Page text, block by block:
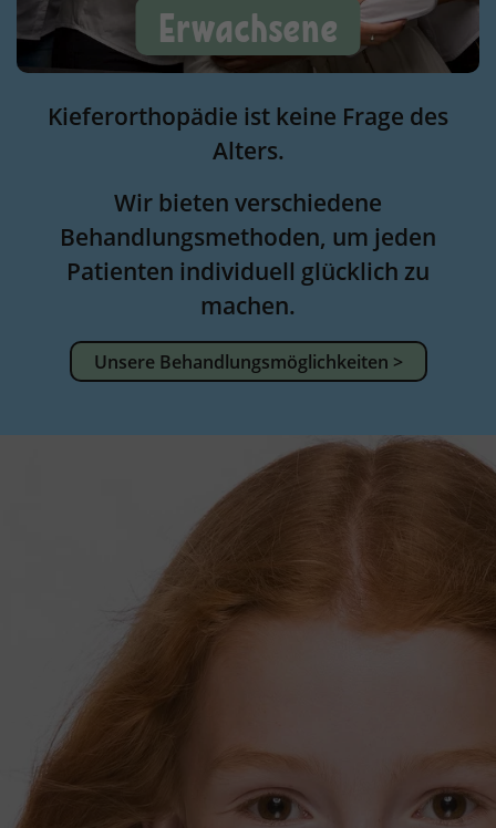
Erwachsene
Kieferorthopädie ist keine Frage des
Alters.
Wir bieten verschiedene
Behandlungsmethoden, um jeden
Patienten individuell glücklich zu
machen.
Unsere Behandlungsmöglichkeiten >